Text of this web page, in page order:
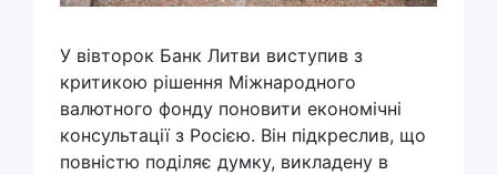
У вівторок Банк Литви виступив з
критикою рішення Міжнародного
валютного фонду поновити економічні
консультації з Росією. Він підкреслив, що
повністю поділяє думку, викладену в